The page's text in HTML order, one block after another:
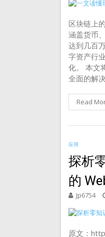
区块链上
涵盖货币
达到几百
字资产行
化。 本文
全面的解
Read
应用
探析
的
Jp6754
原文：